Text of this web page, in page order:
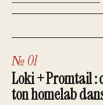
№ 01
Loki + Promtail :
ton homelab